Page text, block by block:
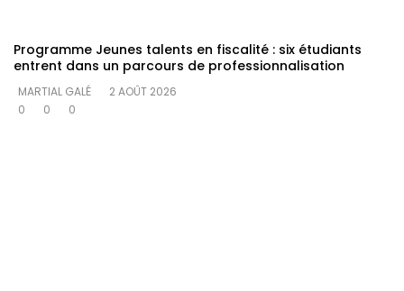
Programme Jeunes talents en fiscalité : six étudiants
entrent dans un parcours de professionnalisation
MARTIAL GALÉ
2 AOÛT 2026
0
0 0